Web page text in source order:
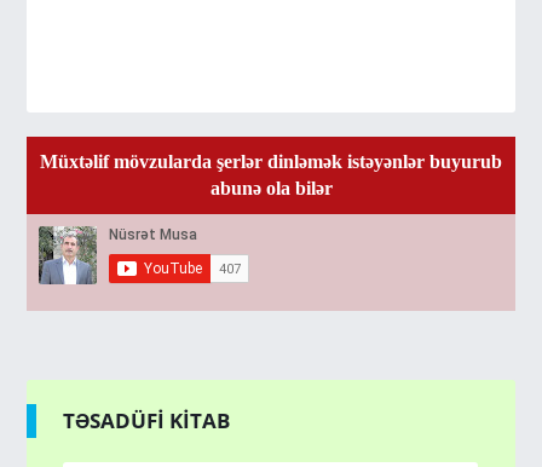
Müxtəlif mövzularda şerlər dinləmək istəyənlər buyurub
abunə ola bilər
TƏSADÜFİ KİTAB